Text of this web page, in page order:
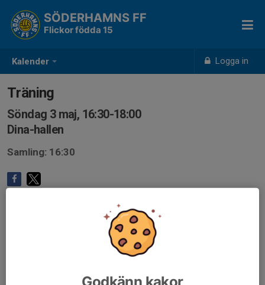
Kalender Logga in
SÖDERHAMNS FF
Flickor födda 15
Träning
Söndag 3 maj, 16:30-18:00
Dina-hallen
Samling: 16:30
Godkänn kakor